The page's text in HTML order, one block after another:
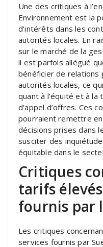
Une des critiques à
Environnement est la
d’intérêts dans les
autorités locales. En
sur le marché de la
il est parfois allégué
bénéficier de relations
autorités locales, ce
quant à l’équité et à
d’appel d’offres. Ces
pourraient remettre
décisions prises dans
susciter des
équitable dans le
Critiques
tarifs
fournis par
Les critiques
services fournis par